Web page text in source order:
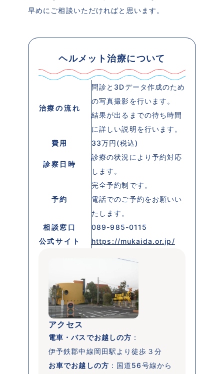
早めにご相談いただければと思います。
ヘルメット治療について
治療の流れ
問診と3Dデータ作成のため
の写真撮影を行います。
結果が出るまでの待ち時間
に詳しい説明を行います。
費用
33万円(税込)
診察日時
診療の状況により予約対応
します。
予約
完全予約制です。
電話でのご予約をお願いい
たします。
相談窓口
089-985-0115
公式サイト
https://mukaida.or.jp/
アクセス
電車・バスでお越しの方 ：
伊予鉄郡中線岡田駅より徒歩３分
お車でお越しの方 ：国道56号線から